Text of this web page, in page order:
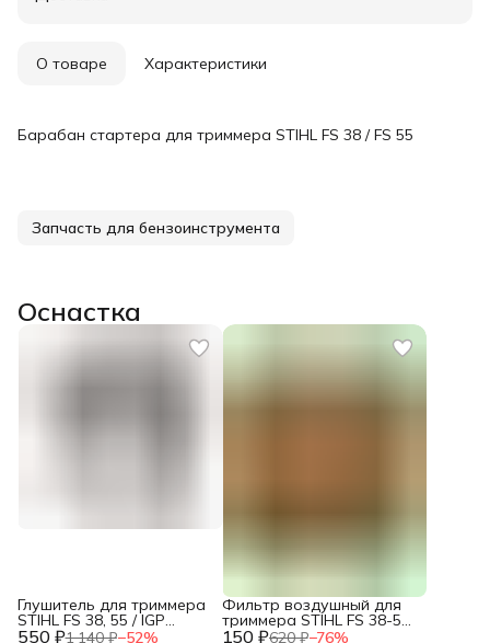
О товаре Характеристики
Барабан стартера для триммера STIHL FS 38 / FS 55
Запчасть для бензоинструмента
Оснастка
550 ₽1 140 ₽−52%
Глушитель для триммера
STIHL FS 38, 55 / IGP
1300161 150 ₽620 ₽−76%
Фильтр воздушный для
триммера STIHL FS 38-55
/ IGP 1300091